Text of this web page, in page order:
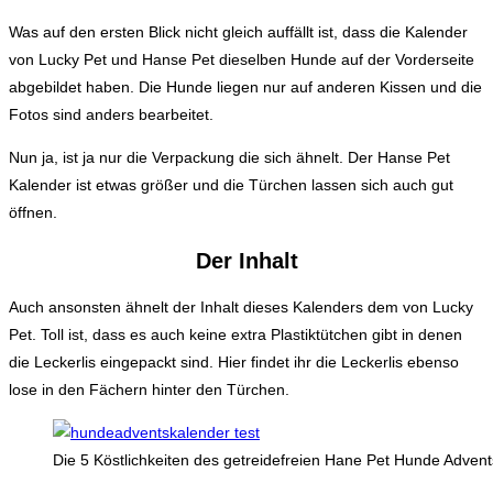
Was auf den ersten Blick nicht gleich auffällt ist, dass die Kalender
von Lucky Pet und Hanse Pet dieselben Hunde auf der Vorderseite
abgebildet haben. Die Hunde liegen nur auf anderen Kissen und die
Fotos sind anders bearbeitet.
Nun ja, ist ja nur die Verpackung die sich ähnelt. Der Hanse Pet
Kalender ist etwas größer und die Türchen lassen sich auch gut
öffnen.
Der Inhalt
Auch ansonsten ähnelt der Inhalt dieses Kalenders dem von Lucky
Pet. Toll ist, dass es auch keine extra Plastiktütchen gibt in denen
die Leckerlis eingepackt sind. Hier findet ihr die Leckerlis ebenso
lose in den Fächern hinter den Türchen.
Die 5 Köstlichkeiten des getreidefreien Hane Pet Hunde